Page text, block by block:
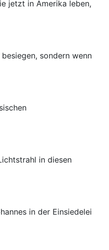
jetzt in Amerika leben,
sondern wenn
in diesen
in der Einsiedelei